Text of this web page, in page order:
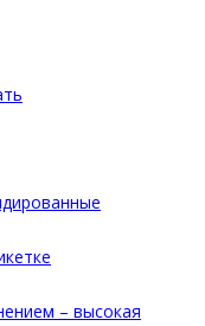
– высокая